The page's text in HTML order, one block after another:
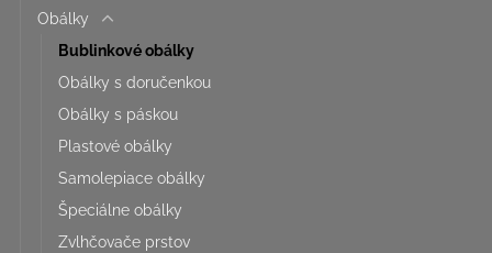
Obálky
Bublinkové obálky
Obálky s doručenkou
Obálky s páskou
Plastové obálky
Samolepiace obálky
Špeciálne obálky
Zvlhčovače prstov